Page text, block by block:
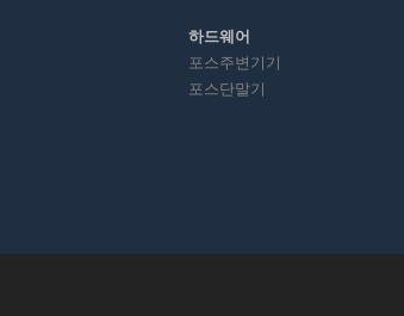
하드웨어
포스주변기기
포스단말기